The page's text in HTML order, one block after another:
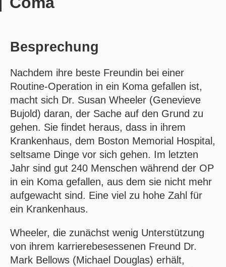
Besprechung
Nachdem ihre beste Freundin bei einer
Routine-Operation in ein Koma gefallen ist,
macht sich Dr. Susan Wheeler (Genevieve
Bujold) daran, der Sache auf den Grund zu
gehen. Sie findet heraus, dass in ihrem
Krankenhaus, dem Boston Memorial Hospital,
seltsame Dinge vor sich gehen. Im letzten
Jahr sind gut 240 Menschen während der OP
in ein Koma gefallen, aus dem sie nicht mehr
aufgewacht sind. Eine viel zu hohe Zahl für
ein Krankenhaus.
Wheeler, die zunächst wenig Unterstützung
von ihrem karrierebesessenen Freund Dr.
Mark Bellows (Michael Douglas) erhält,